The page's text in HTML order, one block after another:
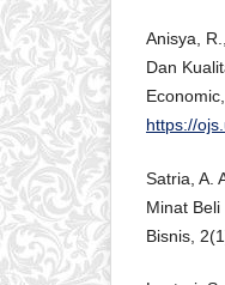
Anisya,
Dan
https://
Satria, A.
Minat
Bisnis,